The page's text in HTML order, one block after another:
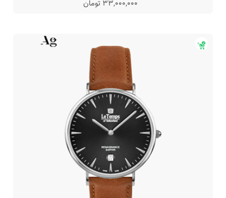
33,000,000 تومان